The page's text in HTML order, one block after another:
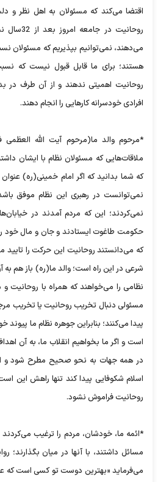
اقتضا می‌کند که مسئولان به اهل نظر و
روحانیت
می‌دهند، نمی‌توانیم بپذیریم که مسئولان
هستند؛ برای ما قابل قبول نیست که
روحانیت اهمیتی ندهند و از آن طرف در
افرادی خودسرانه کارهایی را انجام دهند.
*مرحوم والد ما(مرحوم آیت الله العظمی
ملاقات‌هایی که مسئولان نظام با ایشان
که شما بدانید که اگر امام خمینی(ره)
نمی‌توانست در رهبری این نظام موفق
نمی‌کردند؛ این که مردم آمدند در
حکومت طاغوت ایستادند و جان و مال خود را
که می‌دانستند روحانیت این حرکت را
شرعی در این راه است؛ والد ما(ره) باز هم
نظامی را می‌خواهند که همراه با روحانیت
مسئولی دنبال تخریب روحانیت یا تخریب
پیدا می‌کنند؛ بنابراین جوهره نظام ما
است و اگر ما بخواهیم انقلاب ما، به آن
در همه جهات به نحو صحیح مطرح شود و
اسلام شکوفایی پیدا کند تنها راهش این
روحانیت فراموش نشود.
*ائمه ما، خودشان، مردم را ترغیب می‌کردند
مسائل داشتند، با آنها در میان بگذارند؛
می‌فرماید «بهترین دوست تو کسی است که